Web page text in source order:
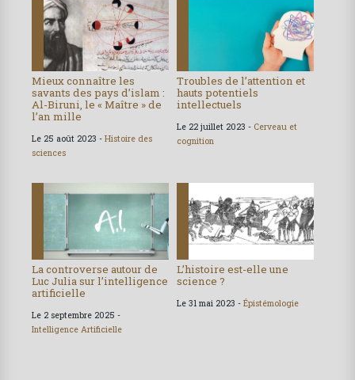
Mieux connaître les
savants des pays d’islam :
Al-Biruni, le « Maître » de
l’an mille
Le 25 août 2023 - Histoire des
sciences
Troubles de l’attention et
hauts potentiels
intellectuels
Le 22 juillet 2023 - Cerveau et
cognition
La controverse autour de
Luc Julia sur l’intelligence
artificielle
Le 2 septembre 2025 -
Intelligence Artificielle
L’histoire est-elle une
science ?
Le 31 mai 2023 - Épistémologie